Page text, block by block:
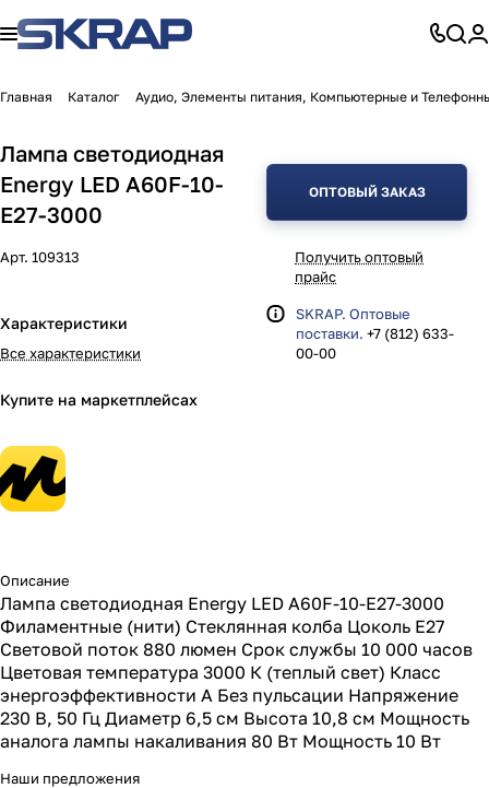
Главная Каталог Аудио, Элементы питания, Компьютерные и
Лампа светодиодная
Energy LED А60F-10-
E27-3000
Арт. 109313
Характеристики
Все характеристики
Купите на маркетплейсах
ОПТОВЫЙ ЗАКАЗ
Получить оптовый
прайс
SKRAP. Оптовые
поставки. +7 (812) 633-
00-00
Описание
Лампа светодиодная Energy LED А60F-10-E27-3000
Филаментные (нити) Стеклянная колба Цоколь E27
Световой поток 880 люмен Срок службы 10 000 часов
Цветовая температура 3000 К (теплый свет) Класс
энергоэффективности А Без пульсации Напряжение
230 В, 50 Гц Диаметр 6,5 см Высота 10,8 см Мощность
аналога лампы накаливания 80 Вт Мощность 10 Вт
Наши предложения